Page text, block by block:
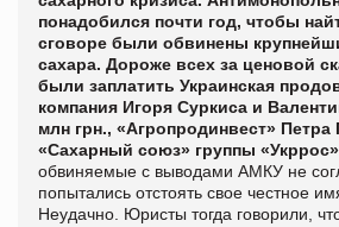
понадобился почти год, чтобы
сговоре были обвинены
сахара. Дороже всех за ценовой
были заплатить Украинская
компания Игоря Суркиса и
млн грн., «Агропродинвест»
«Сахарный союз» группы
обвиняемые с выводами АМКУ не
попытались отстоять свое честное
Неудачно. Юристы тогда говорили,